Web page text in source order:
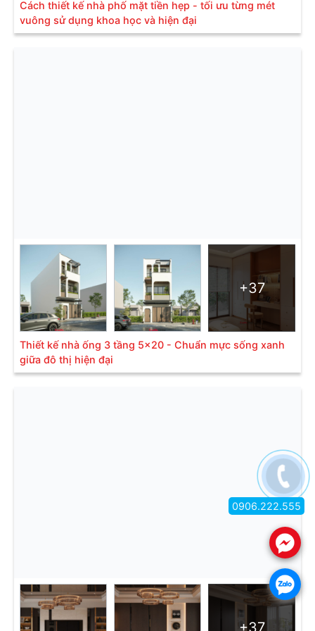
Cách thiết kế nhà phố mặt tiền hẹp - tối ưu từng mét
vuông sử dụng khoa học và hiện đại
+37
Thiết kế nhà ống 3 tầng 5x20 - Chuẩn mực sống xanh
giữa đô thị hiện đại
+37
.
.
0906.222.555